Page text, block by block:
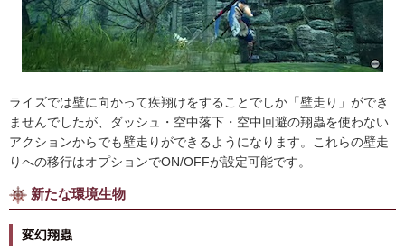
ライズでは壁に向かって疾翔けをすることでしか「壁走り」ができ
ませんでしたが、ダッシュ・空中落下・空中回避の翔蟲を使わない
アクションからでも壁走りができるようになります。これらの壁走
りへの移行はオプションでON/OFFが設定可能です。
新たな環境生物
変幻翔蟲